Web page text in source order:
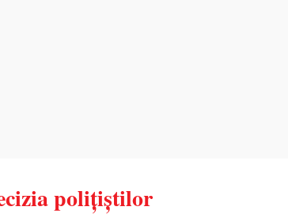
polițiștilor